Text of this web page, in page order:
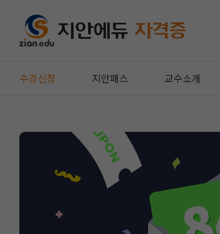
수강신청 지안패스 교수소개